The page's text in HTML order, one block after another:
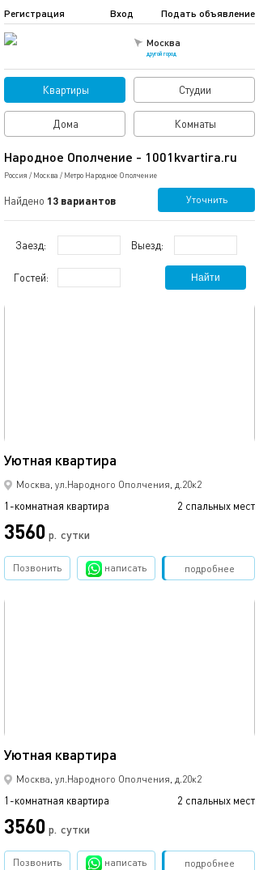
Москва
другой город
Подать объявление
Регистрация Вход
Квартиры Студии
Дома Комнаты
Народное Ополчение - 1001kvartira.ru
Россия / Москва / Метро Народное Ополчение
Найдено 13 вариантов Уточнить
Заезд: Выезд:
Гостей: Найти
Уютная квартира
Москва, ул.Народного Ополчения, д.20к2
1-комнатная квартира 2 спальных мест
3560 р. сутки
подробнее
Позвонить написать Забронировать
Уютная квартира
Москва, ул.Народного Ополчения, д.20к2
1-комнатная квартира 2 спальных мест
3560 р. сутки
подробнее
Позвонить написать Забронировать